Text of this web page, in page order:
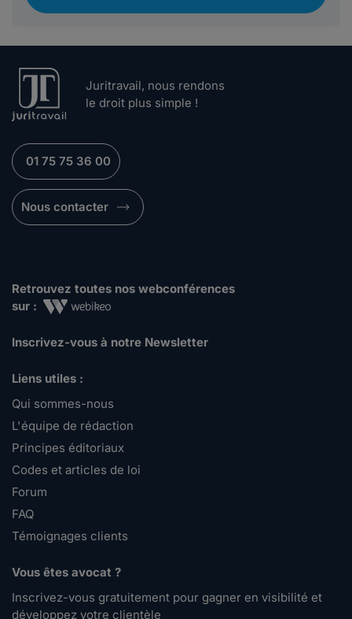
Juritravail, nous rendons
le droit plus simple !
01 75 75 36 00
Nous contacter
Retrouvez toutes nos webconférences
sur :
Inscrivez-vous à notre Newsletter
Liens utiles :
Qui sommes-nous
L'équipe de rédaction
Principes éditoriaux
Codes et articles de loi
Forum
FAQ
Témoignages clients
Vous êtes avocat ?
Inscrivez-vous gratuitement pour gagner en visibilité et
développez votre clientèle